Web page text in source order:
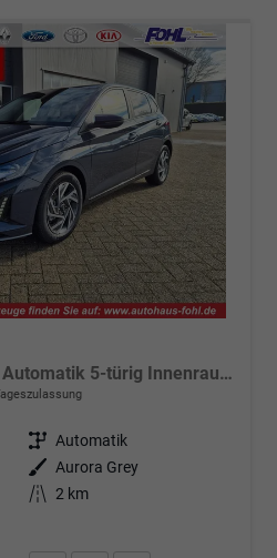
1.0 T-GDI 90PS Trend Automatik 5-türig Innenraumkamera 2xKeyless Klimaautomatik Sitzheizung Lenkradheizung Navi Rückf.Kamera PDC Apple CarPlay Android Auto Tempomat Touchscreen 16"LM
Getriebe Automatik
Außenfarbe Aurora Grey
Kilometerstand 2 km